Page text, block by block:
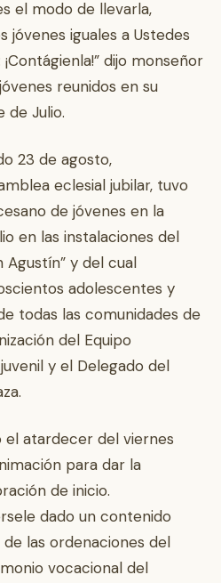
el modo de llevarla,
iguales a Ustedes
dijo monseñor
reunidos en su
de Julio.
23 de agosto,
eclesial jubilar, tuvo
de jóvenes en la
en las instalaciones del
Agustín” y del cual
adolescentes y
todas las comunidades de
del Equipo
y el Delegado del
atardecer del viernes
para dar la
de inicio.
dado un contenido
las ordenaciones del
vocacional del